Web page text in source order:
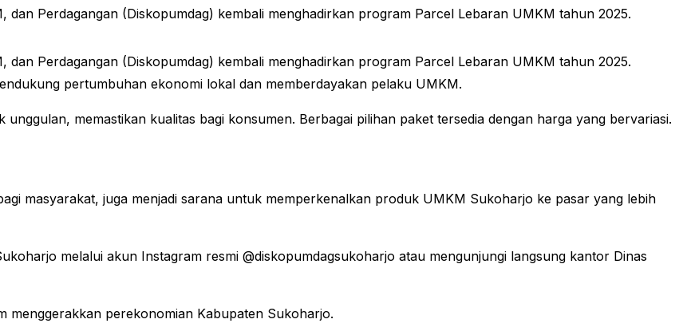
Perdagangan (Diskopumdag) kembali menghadirkan program Parcel Lebaran UMKM tahun 2025.
Perdagangan (Diskopumdag) kembali menghadirkan program Parcel Lebaran UMKM tahun 2025.
pertumbuhan ekonomi lokal dan memberdayakan pelaku UMKM.
memastikan kualitas bagi konsumen. Berbagai pilihan paket tersedia dengan harga yang bervariasi.
masyarakat, juga menjadi sarana untuk memperkenalkan produk UMKM Sukoharjo ke pasar yang lebih
melalui akun Instagram resmi @diskopumdagsukoharjo atau mengunjungi langsung kantor Dinas
perekonomian Kabupaten Sukoharjo.